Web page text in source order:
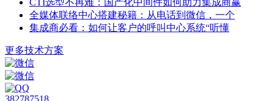
全媒体联络中心搭建秘籍：从电话到微信，一个
集成商必看：如何让客户的呼叫中心系统“听懂
更多技术方案
382787518